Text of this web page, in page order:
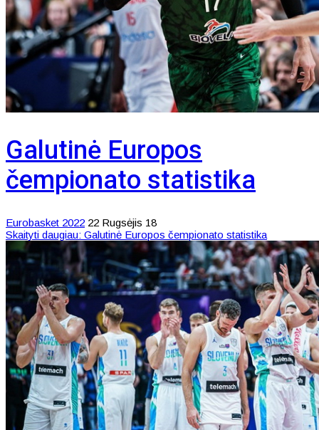
Galutinė Europos
čempionato statistika
Eurobasket 2022 22 Rugsėjis 18
Skaityti daugiau: Galutinė Europos čempionato statistika